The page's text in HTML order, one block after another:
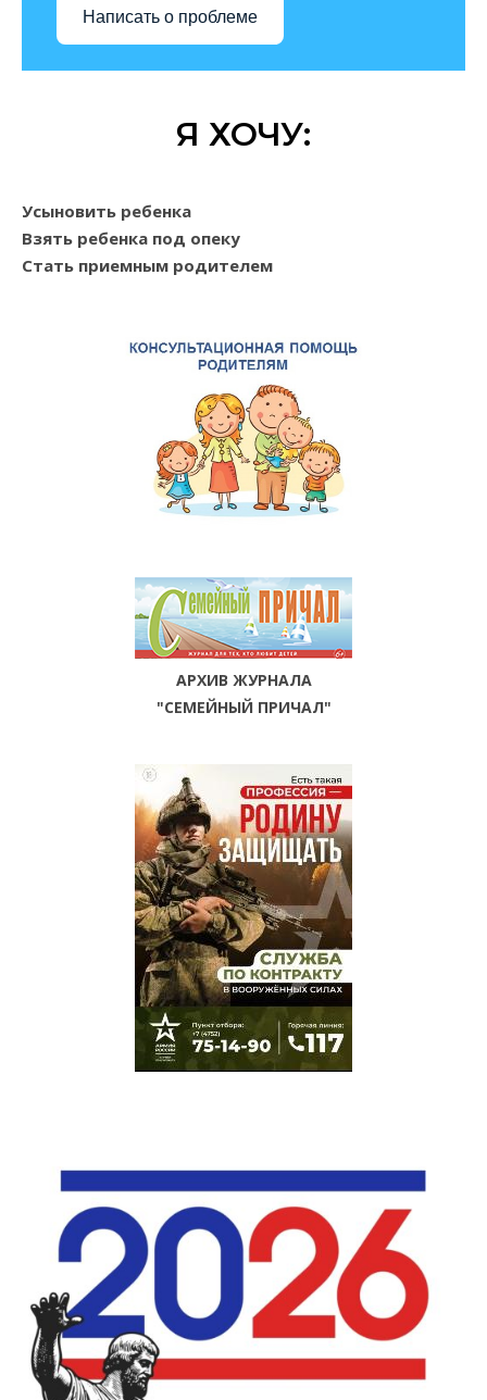
Написать о проблеме
Я ХОЧУ:
Усыновить ребенка
Взять ребенка под опеку
Стать приемным родителем
АРХИВ ЖУРНАЛА
"СЕМЕЙНЫЙ ПРИЧАЛ"